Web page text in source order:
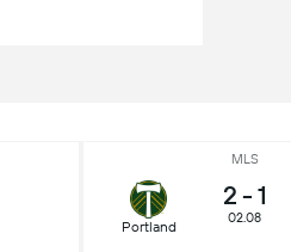
MLS
Portland
2 - 1
02.08